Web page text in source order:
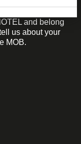
and belong
us about your
MOB.